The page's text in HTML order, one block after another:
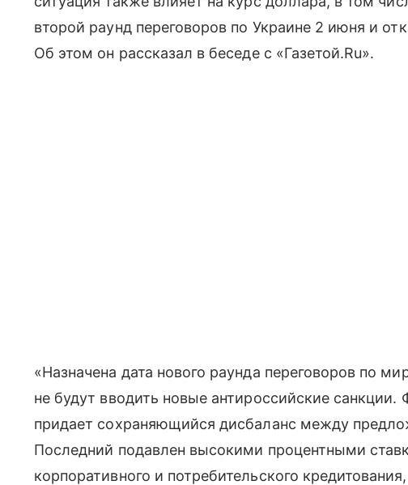
второй раунд переговоров по Украине 2 июня и
Об этом он рассказал в беседе с «Газетой.Ru».
«Назначена дата нового раунда переговоров по
не будут вводить новые антироссийские
придает сохраняющийся дисбаланс между
Последний подавлен высокими процентными
корпоративного и потребительского